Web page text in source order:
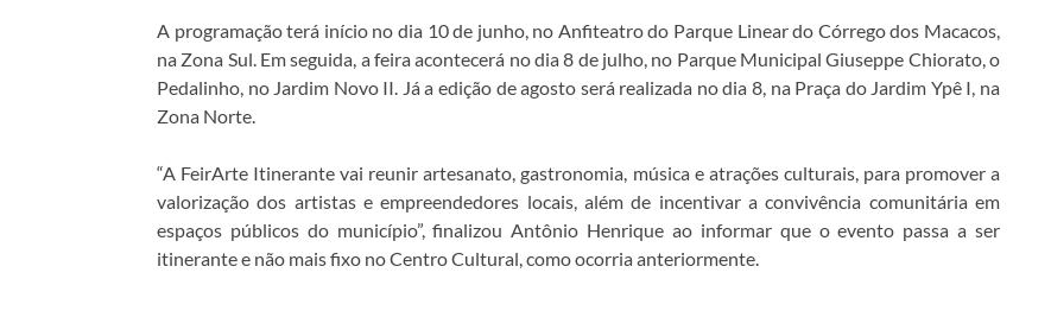
A programação terá início no dia 10 de junho, no Anfiteatro do Parque Linear do Córrego dos Macacos,
na Zona Sul. Em seguida, a feira acontecerá no dia 8 de julho, no Parque Municipal Giuseppe Chiorato, o
Pedalinho, no Jardim Novo II. Já a edição de agosto será realizada no dia 8, na Praça do Jardim Ypê I, na
Zona Norte.
“A FeirArte Itinerante vai reunir artesanato, gastronomia, música e atrações culturais, para promover a
valorização dos artistas e empreendedores locais, além de incentivar a convivência comunitária em
espaços públicos do município”, finalizou Antônio Henrique ao informar que o evento passa a ser
itinerante e não mais fixo no Centro Cultural, como ocorria anteriormente.